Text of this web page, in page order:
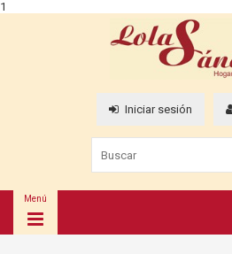
1
Iniciar sesión
Menú